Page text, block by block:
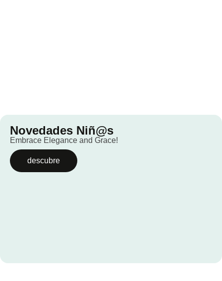
Novedades Niñ@s
Embrace Elegance and Grace!
descubre